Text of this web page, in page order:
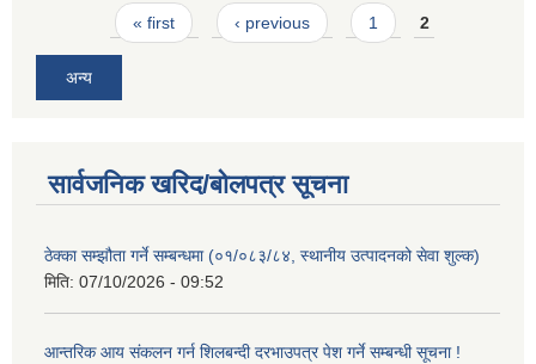
Pages« first ‹ previous 1 2
अन्य
सार्वजनिक खरिद/बोलपत्र सूचना
ठेक्का सम्झौता गर्ने सम्बन्धमा (०१/०८३/८४, स्थानीय उत्पादनको सेवा शुल्क)
मिति: 07/10/2026 - 09:52
आन्तरिक आय संकलन गर्न शिलबन्दी दरभाउपत्र पेश गर्ने सम्बन्धी सूचना !